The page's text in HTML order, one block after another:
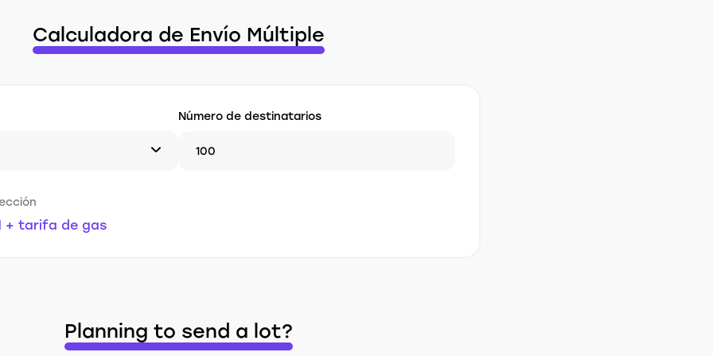
Calculadora de Envío Múltiple
Número de destinatarios
+ tarifa de gas
Planning to send a lot?